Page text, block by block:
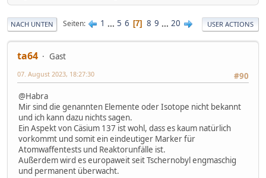
NACH UNTEN Seiten 1 ... 5 6 7 8 9 ... 20 USER ACTIONS
ta64
Gast
#90
07. August 2023, 18:27:30
@Habra
Mir sind die genannten Elemente oder Isotope nicht bekannt
und ich kann dazu nichts sagen.
Ein Aspekt von Cäsium 137 ist wohl, dass es kaum natürlich
vorkommt und somit ein eindeutiger Marker für
Atomwaffentests und Reaktorunfälle ist.
Außerdem wird es europaweit seit Tschernobyl engmaschig
und permanent überwacht.